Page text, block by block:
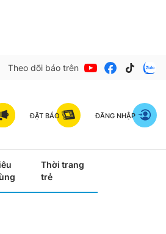
Theo dõi báo trên
ĐẶT BÁO ĐĂNG NHẬP
Thời trang
trẻ